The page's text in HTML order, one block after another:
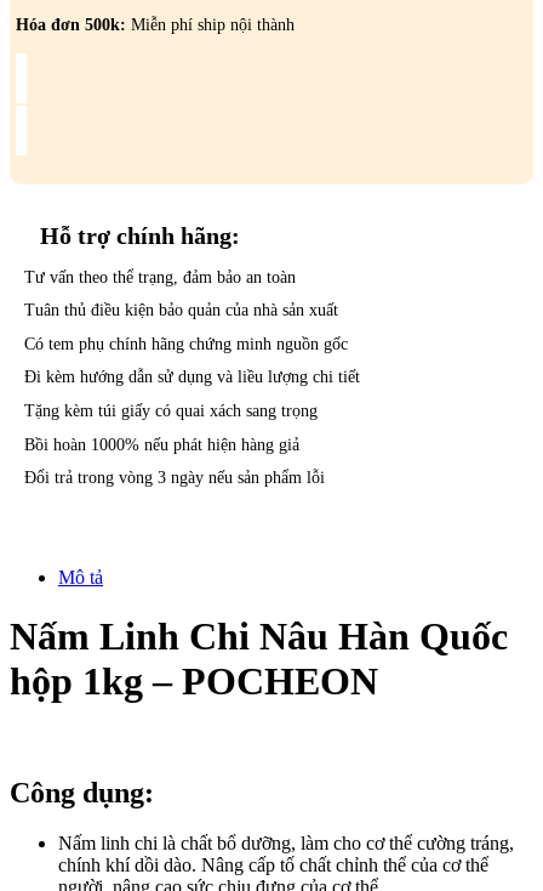
lượng
Hóa đơn 500k: Miễn phí ship nội thành
Hỗ trợ chính hãng:
Tư vấn theo thể trạng, đảm bảo an toàn
Tuân thủ điều kiện bảo quản của nhà sản xuất
Có tem phụ chính hãng chứng minh nguồn gốc
Đi kèm hướng dẫn sử dụng và liều lượng chi tiết
Tặng kèm túi giấy có quai xách sang trọng
Bồi hoàn 1000% nếu phát hiện hàng giả
Đổi trả trong vòng 3 ngày nếu sản phẩm lỗi
Mô tả
Nấm Linh Chi Nâu Hàn Quốc
hộp 1kg – POCHEON
Công dụng:
Nấm linh chi là chất bổ dưỡng, làm cho cơ thể cường tráng,
chính khí dồi dào. Nâng cấp tố chất chỉnh thể của cơ thể